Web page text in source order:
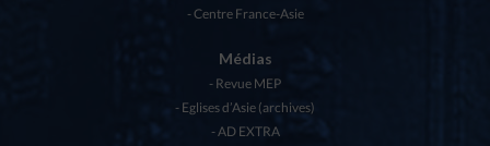
Centre France-Asie
Médias
Revue MEP
Eglises d’Asie (archives)
AD EXTRA